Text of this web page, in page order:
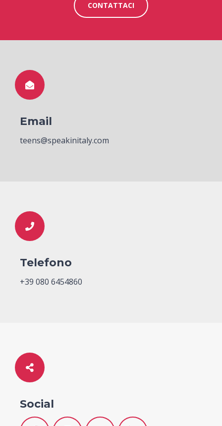
CONTATTACI
Email
teens@speakinitaly.com
Telefono
+39 080 6454860
Social